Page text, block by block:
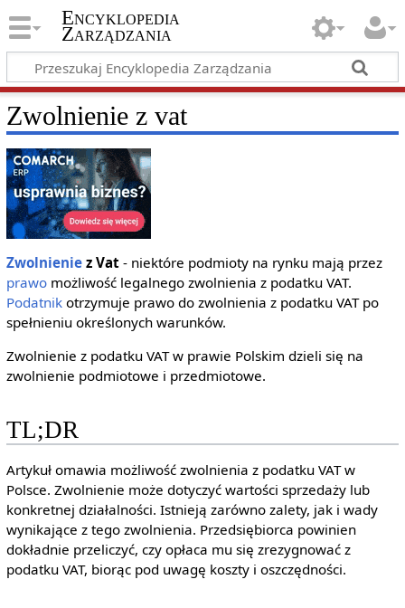
Encyklopedia
Zarządzania
Zwolnienie z vat
Zwolnieniez Vat- niektóre podmioty na rynku mają przez
prawomożliwość legalnego zwolnienia z podatku VAT.
Podatnikotrzymuje prawo do zwolnienia z podatku VAT po
spełnieniu określonych warunków.
Zwolnienie z podatku VAT w prawie Polskim dzieli się na
zwolnienie podmiotowe i przedmiotowe.
TL;DR
Artykuł omawia możliwość zwolnienia z podatku VAT w
Polsce. Zwolnienie może dotyczyć wartości sprzedaży lub
konkretnej działalności. Istnieją zarówno zalety, jak i wady
wynikające z tego zwolnienia. Przedsiębiorca powinien
dokładnie przeliczyć, czy opłaca mu się zrezygnować z
podatku VAT, biorąc pod uwagę koszty i oszczędności.